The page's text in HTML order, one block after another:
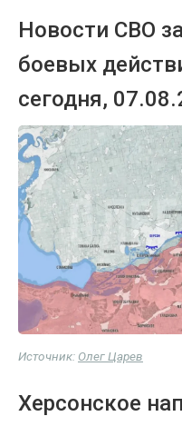
Новости СВО
боевых
сегодня,
Источник: Олег Царев
Херсонское